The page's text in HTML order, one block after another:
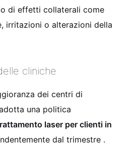
di effetti collaterali come
irritazioni o alterazioni della
cliniche
dei centri di
una politica
laser per clienti in
dal trimestre .